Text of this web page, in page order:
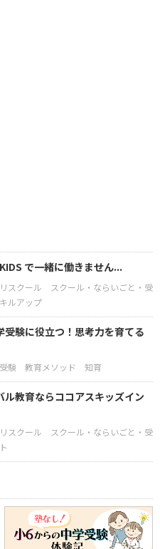
で一緒に働きません...
スクール
スクール・ならいごと・受
ルアップ
受験に役立つ！思考力を育てる
験 教育メソッド 知育
ル教育ならココアスキッズイン
スクール
スクール・ならいごと・受